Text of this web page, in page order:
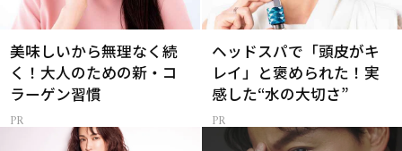
美味しいから無理なく続
く！大人のための新・コ
ラーゲン習慣
ヘッドスパで「頭皮がキ
レイ」と褒められた！実
感した“水の大切さ”